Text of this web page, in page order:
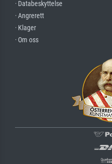
· Databeskyttelse
· Angrerett
· Klager
· Om oss